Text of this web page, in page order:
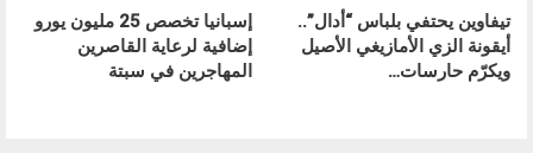
تيفاوين يحتفي بلباس “أدال”..
أيقونة الزي الأمازيغي الأصيل
ويكرّم حارسات…
إسبانيا تخصص 25 مليون يورو
إضافية لرعاية القاصرين
المهاجرين في سبتة